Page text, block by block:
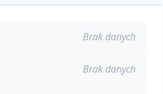
Brak danych
Brak danych